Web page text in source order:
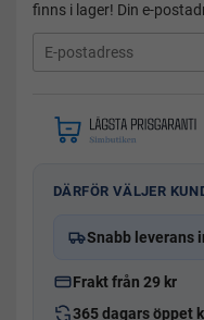
finns i lager! Din e-
DÄRFÖR VÄLJER
Snabb leverans
Frakt från 29 kr
365 dagars öppet